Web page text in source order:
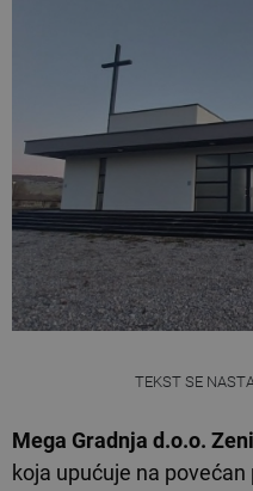
TEKST SE
Mega Gradnja d.o.o.
koja upućuje na